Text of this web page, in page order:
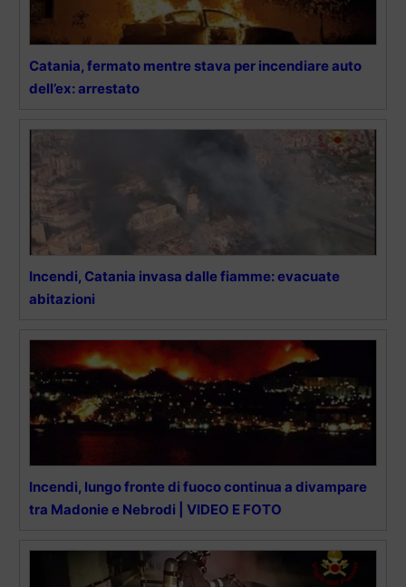
Catania, fermato mentre stava per incendiare auto
dell’ex: arrestato
Incendi, Catania invasa dalle fiamme: evacuate
abitazioni
Incendi, lungo fronte di fuoco continua a divampare
tra Madonie e Nebrodi | VIDEO E FOTO